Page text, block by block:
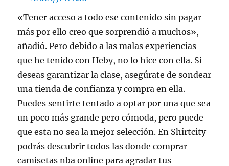
«Tener acceso a todo ese contenido sin pagar
más por ello creo que sorprendió a muchos»,
añadió. Pero debido a las malas experiencias
que he tenido con Heby, no lo hice con ella. Si
deseas garantizar la clase, asegúrate de sondear
una tienda de confianza y compra en ella.
Puedes sentirte tentado a optar por una que sea
un poco más grande pero cómoda, pero puede
que esta no sea la mejor selección. En Shirtcity
podrás descubrir todos las donde comprar
camisetas nba online para agradar tus